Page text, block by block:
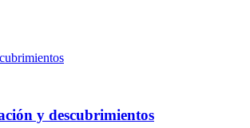
y descubrimientos